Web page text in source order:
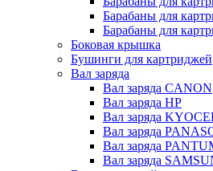
Барабаны для
Барабаны для
Боковая крышка
Бушинги для картриджей
Вал заряда
Вал заряда CANON
Вал заряда HP
Вал заряда
Вал заряда
Вал заряда
Вал заряда